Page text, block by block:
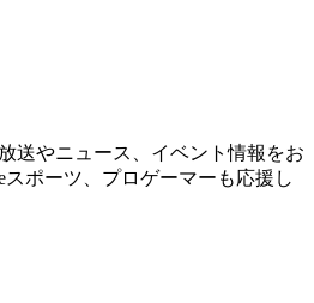
送やニュース、イベント情報をお
ポーツ、プロゲーマーも応援し